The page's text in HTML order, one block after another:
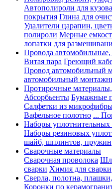
Автополироли для
покрытия Глина для
Удалители царапин,
полироли Мерные
лопатки для
Провода
Витая пара Греющий
Провод автомобильный
автомобильный
Протирочные
Абсорбьенты Бумажные
Салфетки из
Вафельное полотно ...
Наборы
Наборы резиновых
шайб, шплинтов, пружин
Сварочные материалы
Сварочная проволока
сварки Химия для сварки
Сверла, полотна,
Коронки по